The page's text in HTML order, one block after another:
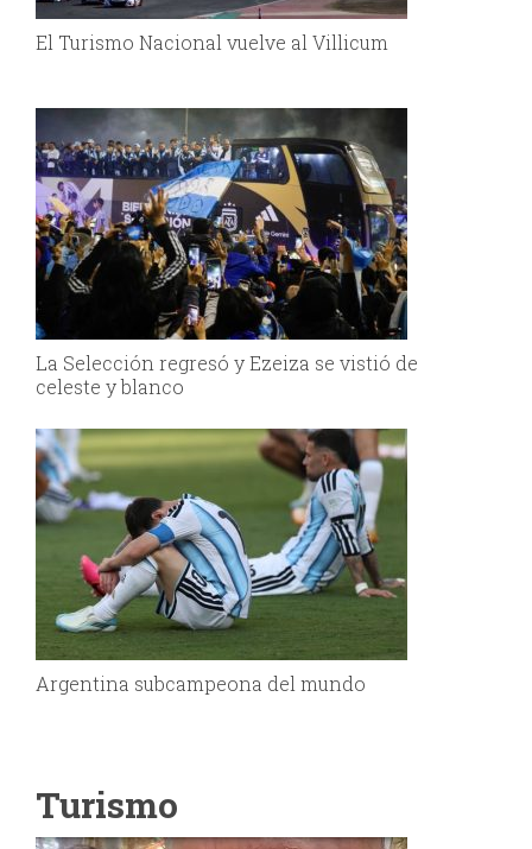
El Turismo Nacional vuelve al Villicum
La Selección regresó y Ezeiza se vistió de
celeste y blanco
Argentina subcampeona del mundo
Turismo